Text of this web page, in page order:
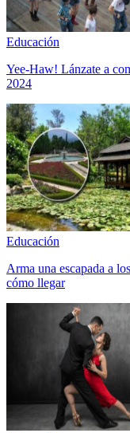
Educación
Yee-Haw! Lánzate a
2024
Educación
Arma una escapada a los
cómo llegar